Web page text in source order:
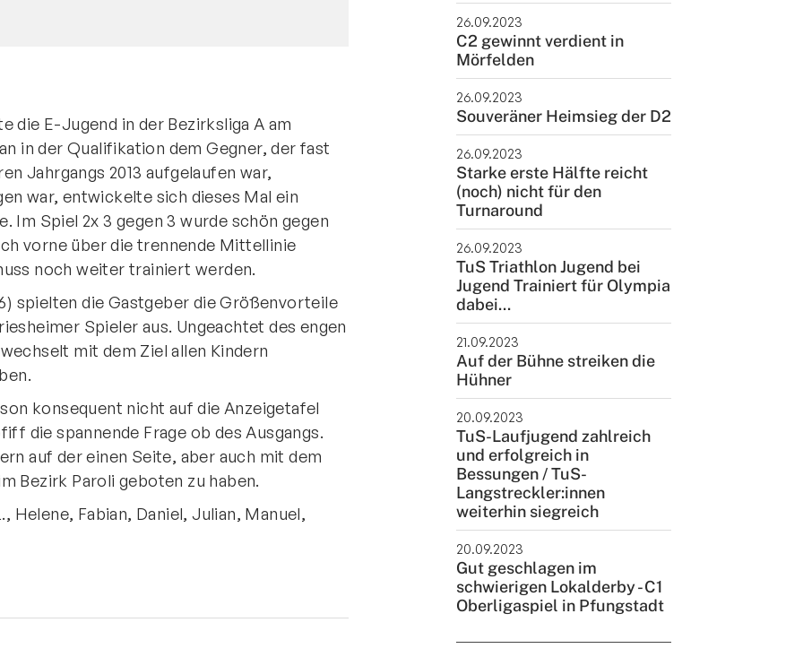
die E-Jugend in der Bezirksliga A am
in der Qualifikation dem Gegner, der fast
Jahrgangs 2013 aufgelaufen war,
war, entwickelte sich dieses Mal ein
Im Spiel 2x 3 gegen 3 wurde schön gegen
vorne über die trennende Mittellinie
noch weiter trainiert werden.
spielten die Gastgeber die Größenvorteile
Spieler aus. Ungeachtet des engen
mit dem Ziel allen Kindern
konsequent nicht auf die Anzeigetafel
die spannende Frage ob des Ausgangs.
auf der einen Seite, aber auch mit dem
Bezirk Paroli geboten zu haben.
Helene, Fabian, Daniel, Julian, Manuel,
26.09.2023
C2 gewinnt verdient in
Mörfelden
26.09.2023
Souveräner Heimsieg der D2
26.09.2023
Starke erste Hälfte reicht
(noch) nicht für den
Turnaround
26.09.2023
TuS Triathlon Jugend bei
Jugend Trainiert für Olympia
dabei...
21.09.2023
Auf der Bühne streiken die
Hühner
20.09.2023
TuS-Laufjugend zahlreich
und erfolgreich in
Bessungen / TuS-
Langstreckler:innen
weiterhin siegreich
20.09.2023
Gut geschlagen im
schwierigen Lokalderby - C1
Oberligaspiel in Pfungstadt